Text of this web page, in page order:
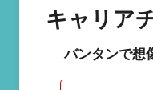
キャリア
バンタンで想